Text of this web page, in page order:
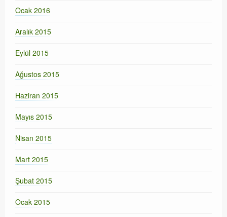
Ocak 2016
Aralık 2015
Eylül 2015
Ağustos 2015
Haziran 2015
Mayıs 2015
Nisan 2015
Mart 2015
Şubat 2015
Ocak 2015